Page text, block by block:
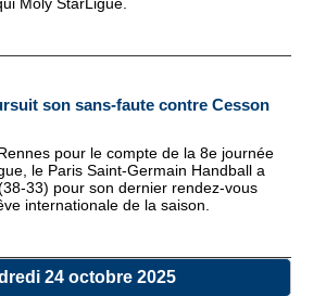
son sans-faute contre Cesson
pour le compte de la 8e journée
le Paris Saint-Germain Handball a
33) pour son dernier rendez-vous
internationale de la saison.
24 octobre 2025